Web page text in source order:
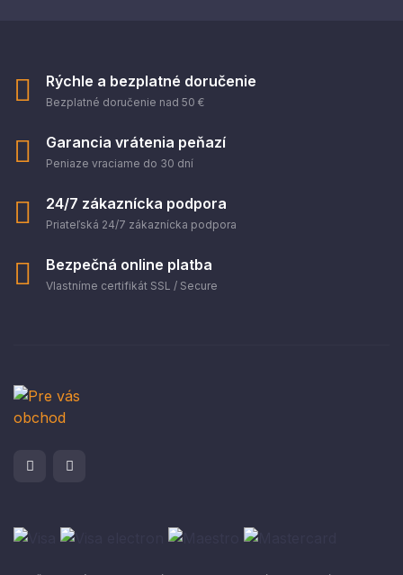
Rýchle a bezplatné doručenie
Bezplatné doručenie nad 50 €
Garancia vrátenia peňazí
Peniaze vraciame do 30 dní
24/7 zákaznícka podpora
Priateľská 24/7 zákaznícka podpora
Bezpečná online platba
Vlastníme certifikát SSL / Secure